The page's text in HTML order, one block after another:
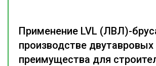
Применение LVL (ЛВЛ)-
производстве двутавровых
преимущества для